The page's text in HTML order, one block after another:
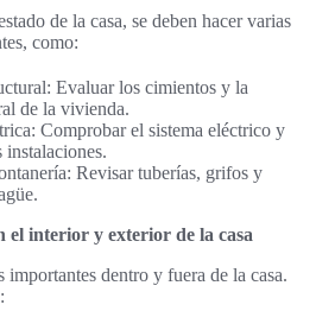
de la casa, se deben hacer varias
como:
Evaluar los cimientos y la
de la vivienda.
Comprobar el sistema eléctrico y
instalaciones.
Revisar tuberías, grifos y
el interior y exterior de la casa
dentro y fuera de la casa.